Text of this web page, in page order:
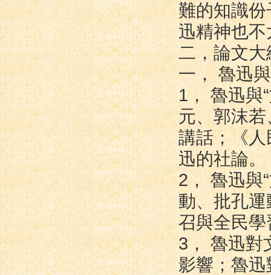
難的知識
迅精神也
二，論文大
一， 魯迅
1， 魯迅與
元、郭沫
講話；《
迅的社論。
2， 魯迅與
動、批孔運
召與全民
3， 魯迅對
影響；魯